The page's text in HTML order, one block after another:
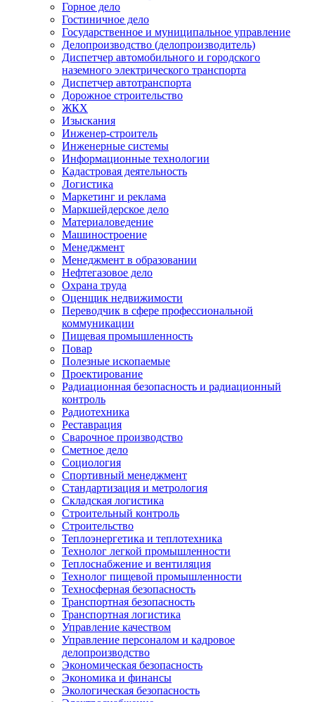
Горное дело
Гостиничное дело
Государственное и муниципальное управление
Делопроизводство (делопроизводитель)
Диспетчер автомобильного и городского
наземного электрического транспорта
Диспетчер автотранспорта
Дорожное строительство
ЖКХ
Изыскания
Инженер-строитель
Инженерные системы
Информационные технологии
Кадастровая деятельность
Логистика
Маркетинг и реклама
Маркшейдерское дело
Материаловедение
Машиностроение
Менеджмент
Менеджмент в образовании
Нефтегазовое дело
Охрана труда
Оценщик недвижимости
Переводчик в сфере профессиональной
коммуникации
Пищевая промышленность
Повар
Полезные ископаемые
Проектирование
Радиационная безопасность и радиационный
контроль
Радиотехника
Реставрация
Сварочное производство
Сметное дело
Социология
Спортивный менеджмент
Стандартизация и метрология
Складская логистика
Строительный контроль
Строительство
Теплоэнергетика и теплотехника
Технолог легкой промышленности
Теплоснабжение и вентиляция
Технолог пищевой промышленности
Техносферная безопасность
Транспортная безопасность
Транспортная логистика
Управление качеством
Управление персоналом и кадровое
делопроизводство
Экономическая безопасность
Экономика и финансы
Экологическая безопасность